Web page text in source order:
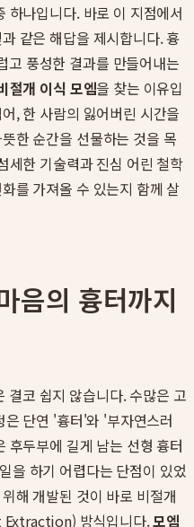
하나입니다. 바로 이 지점에서
같은 해답을 제시합니다. 흉
고 풍성한 결과를 만들어내는
절개 이식 모엠을 찾는 이유입
, 한 사람의 잃어버린 시간을
한 순간을 선물하는 것을 목
세한 기술력과 진심 어린 철학
를 가져올 수 있는지 함께 살
음의 흉터까지
결코 쉽지 않습니다. 수많은 고
단연 '흉터'와 '부자연스러
후두부에 길게 남는 선형 흉터
을 하기 어렵다는 단점이 있었
해 개발된 것이 바로 비절개
방식입니다.모엠